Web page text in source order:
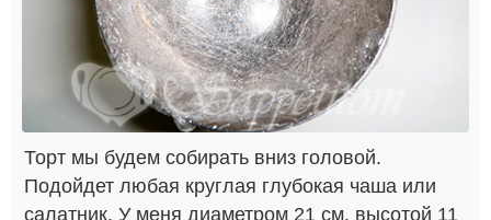
Торт мы будем собирать вниз головой.
Подойдет любая круглая глубокая чаша или
салатник. У меня диаметром 21 см. высотой 11